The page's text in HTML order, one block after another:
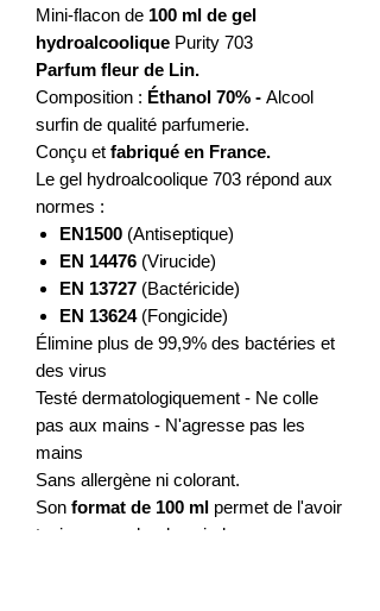
Mini-flacon de 100 ml de gel
hydroalcoolique Purity 703
Parfum fleur de Lin.
Composition : Éthanol 70% - Alcool
surfin de qualité parfumerie.
Conçu et fabriqué en France.
Le gel hydroalcoolique 703 répond aux
normes :
EN1500 (Antiseptique)
EN 14476 (Virucide)
EN 13727 (Bactéricide)
EN 13624(Fongicide)
Élimine plus de 99,9% des bactéries et
des virus
Testé dermatologiquement - Ne colle
pas aux mains - N'agresse pas les
mains
Sans allergène ni colorant.
Son format de 100 ml permet de l'avoir
toujours proche de soi, dans une